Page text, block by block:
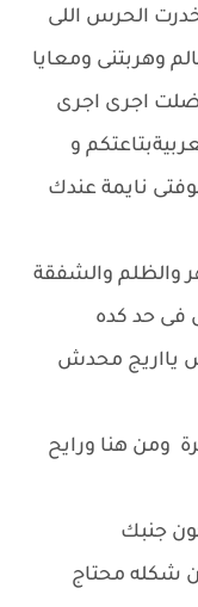
الحرس اللى
وهربتنى ومعايا
اجرى اجرى
و
نايمة عندك
والظلم والشفقة
فى حد كده
يااريج محدش
ومن هنا ورايح
جنبك
شكله محتاج